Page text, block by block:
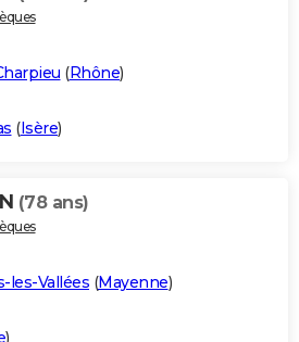
(Rhône)
(Isère)
(78 ans)
les-Vallées (Mayenne)
)